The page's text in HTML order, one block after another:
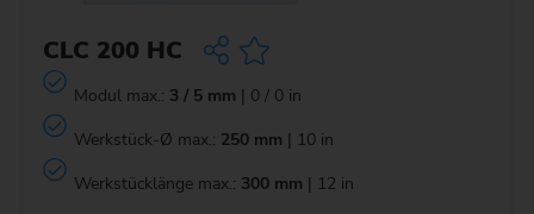
CLC 200 HC
Modul max.: 3 / 5 mm | 0 / 0 in
Werkstück-Ø max.: 250 mm | 10 in
Werkstücklänge max.: 300 mm | 12 in